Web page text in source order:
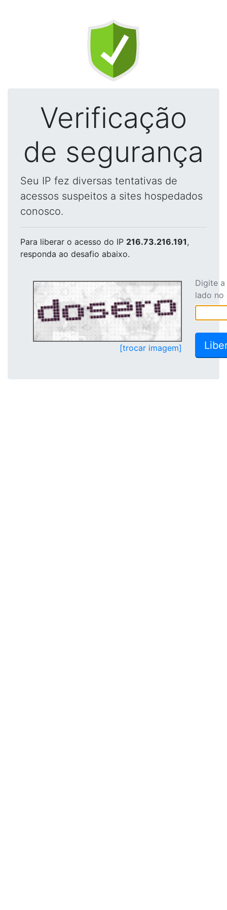
Verificação
de segurança
Seu IP fez diversas tentativas de
acessos suspeitos a sites hospedados
conosco.
Para liberar o acesso do IP 216.73.216.191,
responda ao desafio abaixo.
[trocar imagem]
Digite
lado no